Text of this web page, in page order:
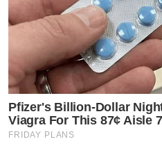
Pfizer's Billion-Dollar
Viagra For This 87¢ Aisle
FRIDAY PLANS